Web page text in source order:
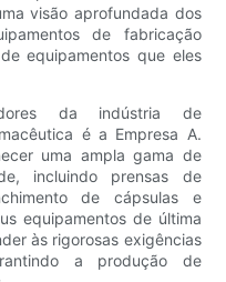
visão aprofundada dos
de fabricação
equipamentos que eles
da indústria de
é a Empresa A.
uma ampla gama de
incluindo prensas de
de cápsulas e
equipamentos de última
às rigorosas exigências
a produção de